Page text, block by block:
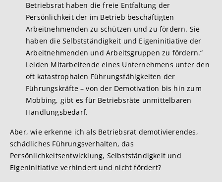
Betriebsrat haben die freie Entfaltung der
Persönlichkeit der im Betrieb beschäftigten
Arbeitnehmenden zu schützen und zu fördern. Sie
haben die Selbstständigkeit und Eigeninitiative der
Arbeitnehmenden und Arbeitsgruppen zu fördern.“
Leiden Mitarbeitende eines Unternehmens unter den
oft katastrophalen Führungsfähigkeiten der
Führungskräfte – von der Demotivation bis hin zum
Mobbing, gibt es für Betriebsräte unmittelbaren
Handlungsbedarf.
Aber, wie erkenne ich als Betriebsrat demotivierendes,
schädliches Führungsverhalten, das
Persönlichkeitsentwicklung, Selbstständigkeit und
Eigeninitiative verhindert und nicht fördert?